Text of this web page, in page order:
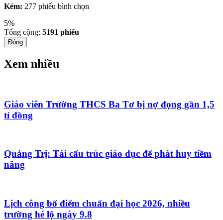
Kém: 277 phiếu bình chọn
5%
Tổng cộng: 5191 phiếu
Đóng
Xem nhiều
Giáo viên Trường THCS Ba Tơ bị nợ đọng gần 1,5
tỉ đồng
Quảng Trị: Tái cấu trúc giáo dục để phát huy tiềm
năng
Lịch công bố điểm chuẩn đại học 2026, nhiều
trường hé lộ ngày 9.8